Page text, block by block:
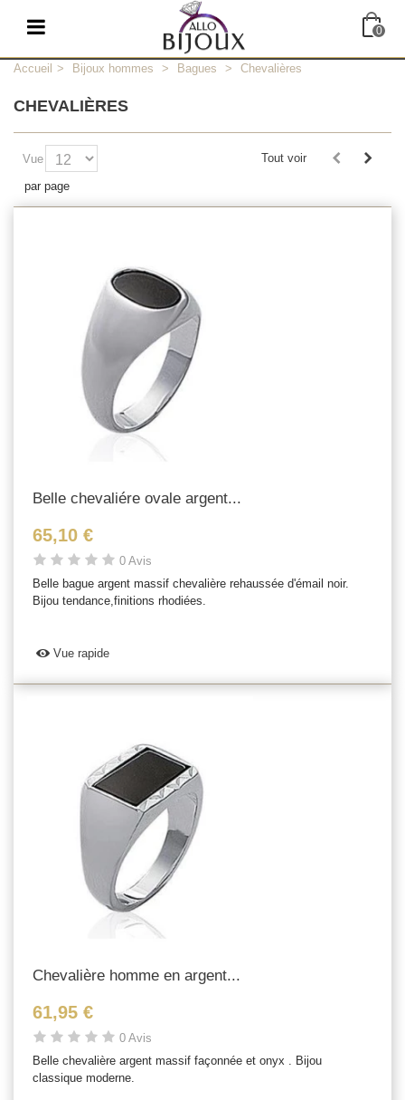
0
Accueil > Bijoux hommes > Bagues > Chevalières
CHEVALIÈRES
Vue
par page
Tout voir
Belle chevaliére ovale argent...
65,10 €
0 Avis
Belle bague argent massif chevalière rehaussée d'émail noir.
Bijou tendance,finitions rhodiées.
Vue rapide
Chevalière homme en argent...
61,95 €
0 Avis
Belle chevalière argent massif façonnée et onyx . Bijou
classique moderne.